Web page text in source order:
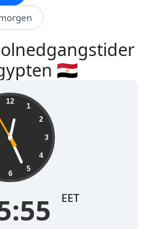
🇪🇬
12
1
2
3
4
5
6
EET